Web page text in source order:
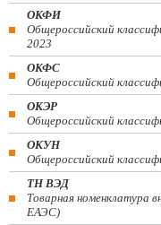
ОКФИ
Общероссийский
2023
ОКФС
Общероссийский
ОКЭР
Общероссийский
ОКУН
Общероссийский
ТН ВЭД
Товарная номенклатура
ЕАЭС)